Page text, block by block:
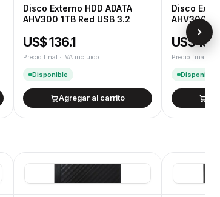
Disco Externo HDD ADATA
AHV300 1TB Red USB 3.2
US$ 136.1
Precio final · IVA incluido
Disponible
Agregar al carrito
Disco
AHV300
US$
Precio final ·
Disponible